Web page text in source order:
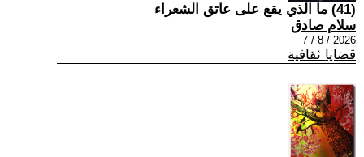
(41) ما الذي يقع على عاتق الشعراء
سلام صادق
2026 / 8 / 7
قضايا ثقافية